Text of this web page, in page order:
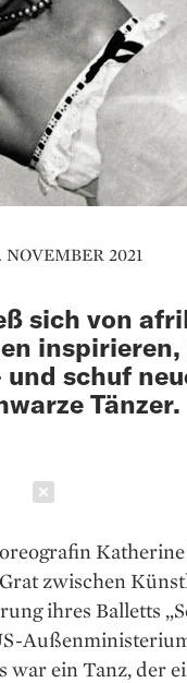
NOVEMBER 2021
sich von
und schuf
Tänzer.
zwischen
ihres Balletts
ein Tanz, der